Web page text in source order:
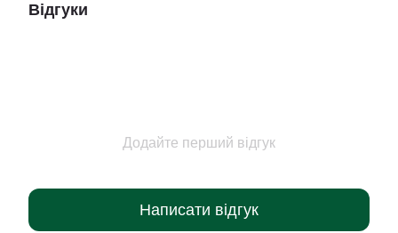
Відгуки
Додайте перший відгук
Написати відгук